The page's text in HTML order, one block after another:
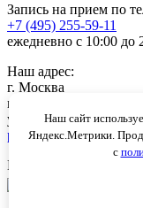
Запись на прием по
+7 (495) 255-59-11
ежедневно с 10:00 до
Наш адрес:
г. Москва
м. Проспект
ул. Удальцова, 23
Принимаем к оплате:
Наш сайт
Яндекс.Метрики.
с